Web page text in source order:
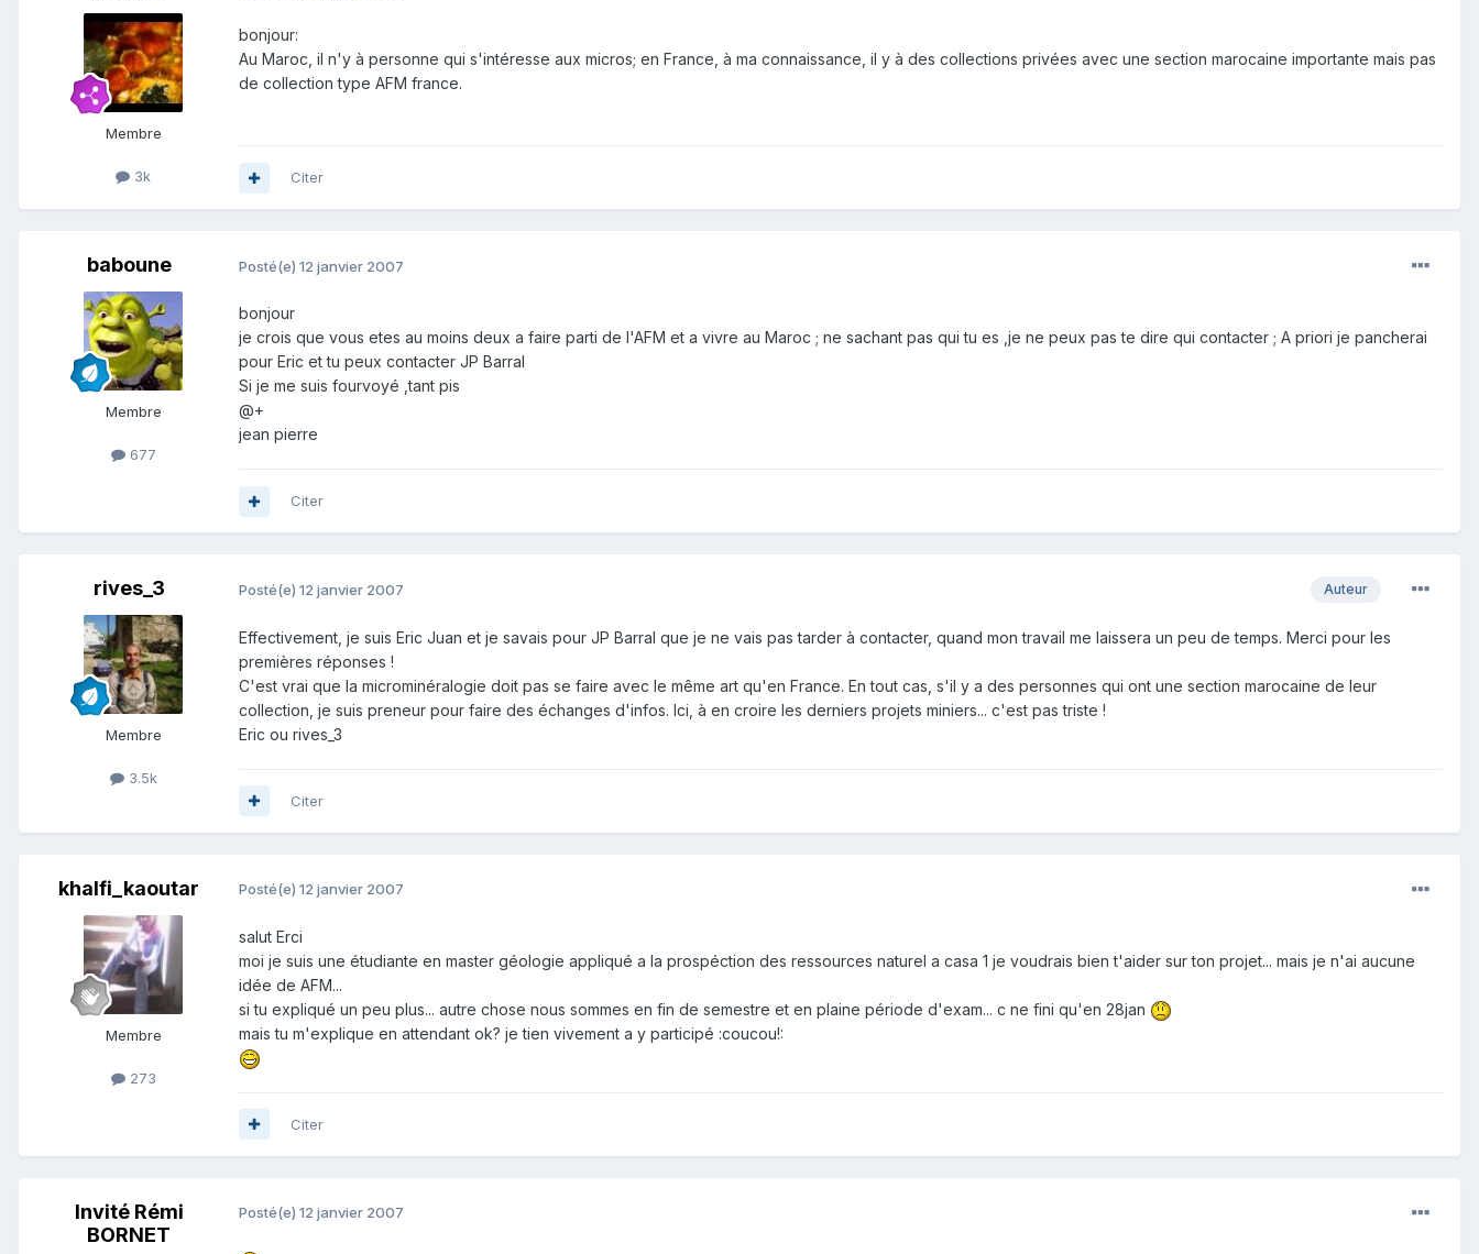
Membre
3k
bonjour:
Au Maroc, il n'y à personne qui s'intéresse aux micros; en France, à ma connaissance, il y à des collections privées avec une section marocaine importante mais pas
de collection type AFM france.
Citer
baboune
Membre
677
Posté(e) 12 janvier 2007
bonjour
je crois que vous etes au moins deux a faire parti de l'AFM et a vivre au Maroc ; ne sachant pas qui tu es ,je ne peux pas te dire qui contacter ; A priori je pancherai
pour Eric et tu peux contacter JP Barral
Si je me suis fourvoyé ,tant pis
@+
jean pierre
Citer
rives_3
Membre
3.5k
Auteur
Posté(e) 12 janvier 2007
Effectivement, je suis Eric Juan et je savais pour JP Barral que je ne vais pas tarder à contacter, quand mon travail me laissera un peu de temps. Merci pour les
premières réponses !
C'est vrai que la microminéralogie doit pas se faire avec le même art qu'en France. En tout cas, s'il y a des personnes qui ont une section marocaine de leur
collection, je suis preneur pour faire des échanges d'infos. Ici, à en croire les derniers projets miniers... c'est pas triste !
Eric ou rives_3
Citer
khalfi_kaoutar
Membre
273
Posté(e) 12 janvier 2007
salut Erci
moi je suis une étudiante en master géologie appliqué a la prospéction des ressources naturel a casa 1 je voudrais bien t'aider sur ton projet... mais je n'ai aucune
idée de AFM...
si tu expliqué un peu plus... autre chose nous sommes en fin de semestre et en plaine période d'exam... c ne fini qu'en 28jan
mais tu m'explique en attendant ok? je tien vivement a y participé :coucou!:
Citer
Invité Rémi
BORNET
Posté(e) 12 janvier 2007